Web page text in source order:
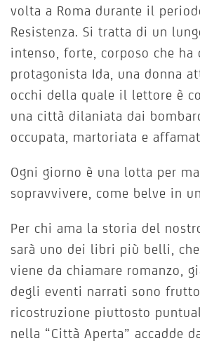
volta a Roma durante il
Resistenza. Si tratta di un
intenso, forte, corposo che ha
protagonista Ida, una donna
occhi della quale il lettore è
una città dilaniata dai
occupata, martoriata e
Ogni giorno è una lotta per
sopravvivere, come belve in
Per chi ama la storia del
sarà uno dei libri più belli,
viene da chiamare romanzo,
degli eventi narrati sono
ricostruzione piuttosto
nella “Città Aperta” accadde